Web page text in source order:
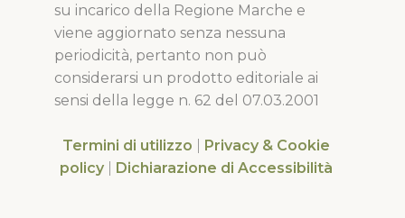
su incarico della Regione Marche e
viene aggiornato senza nessuna
periodicità, pertanto non può
considerarsi un prodotto editoriale ai
sensi della legge n. 62 del 07.03.2001
Termini di utilizzo
Privacy & Cookie
policy
Dichiarazione di Accessibilità